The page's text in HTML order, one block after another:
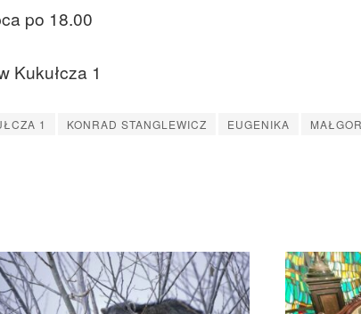
po 18.00
Kukułcza 1
1 KONRAD STANGLEWICZ EUGENIKA